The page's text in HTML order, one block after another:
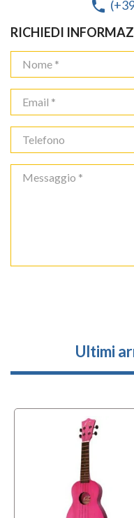
phone
RICHIEDI
Ultimi